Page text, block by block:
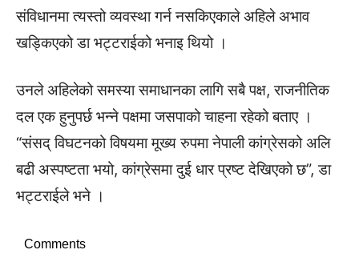
संविधानमा त्यस्तो व्यवस्था गर्न नसकिएकाले अहिले अभाव
खड्किएको डा भट्टराईको भनाइ थियो ।
उनले अहिलेको समस्या समाधानका लागि सबै पक्ष, राजनीतिक
दल एक हुनुपर्छ भन्ने पक्षमा जसपाको चाहना रहेको बताए ।
“संसद् विघटनको विषयमा मूख्य रुपमा नेपाली कांग्रेसको अलि
बढी अस्पष्टता भयो, कांग्रेसमा दुई धार प्रष्ट देखिएको छ”, डा
भट्टराईले भने ।
Comments